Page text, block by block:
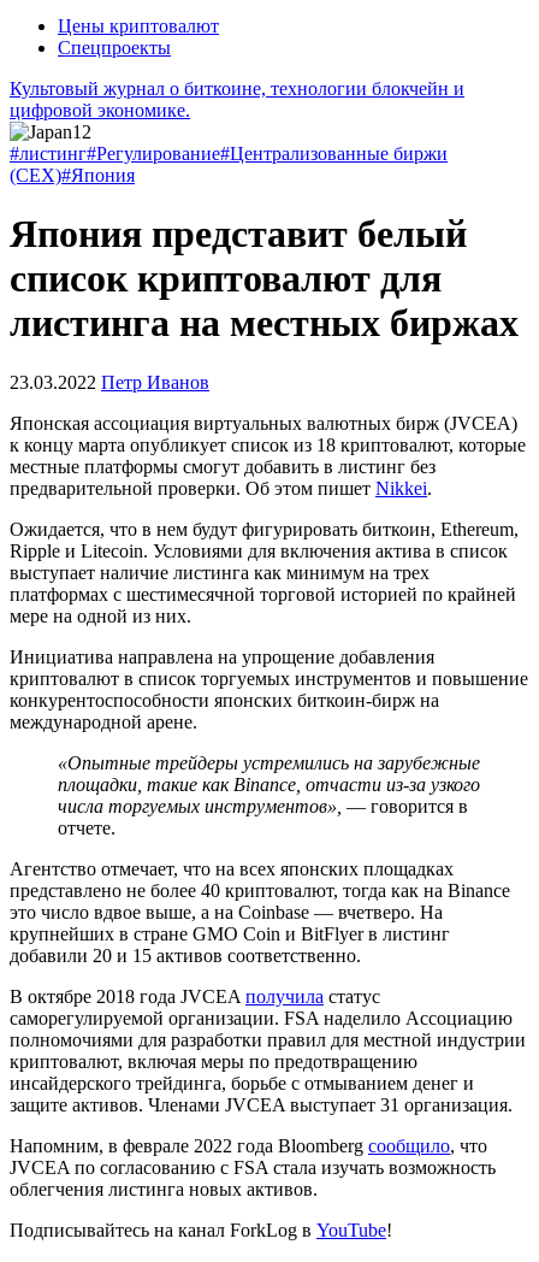
Цены криптовалют
Спецпроекты
Культовый журнал о биткоине, технологии блокчейн и
цифровой экономике.
#листинг#Регулирование#Централизованные биржи
(CEX)#Япония
Япония представит белый
список криптовалют для
листинга на местных биржах
23.03.2022 Петр Иванов
Японская ассоциация виртуальных валютных бирж (JVCEA)
к концу марта опубликует список из 18 криптовалют, которые
местные платформы смогут добавить в листинг без
предварительной проверки. Об этом пишет Nikkei.
Ожидается, что в нем будут фигурировать биткоин, Ethereum,
Ripple и Litecoin. Условиями для включения актива в список
выступает наличие листинга как минимум на трех
платформах с шестимесячной торговой историей по крайней
мере на одной из них.
Инициатива направлена на упрощение добавления
криптовалют в список торгуемых инструментов и повышение
конкурентоспособности японских биткоин-бирж на
международной арене.
«Опытные трейдеры устремились на зарубежные
площадки, такие как Binance, отчасти из-за узкого
числа торгуемых инструментов», — говорится в
отчете.
Агентство отмечает, что на всех японских площадках
представлено не более 40 криптовалют, тогда как на Binance
это число вдвое выше, а на Coinbase — вчетверо. На
крупнейших в стране GMO Coin и BitFlyer в листинг
добавили 20 и 15 активов соответственно.
В октябре 2018 года JVCEA получила статус
саморегулируемой организации. FSA наделило Ассоциацию
полномочиями для разработки правил для местной индустрии
криптовалют, включая меры по предотвращению
инсайдерского трейдинга, борьбе с отмыванием денег и
защите активов. Членами JVCEA выступает 31 организация.
Напомним, в феврале 2022 года Bloomberg сообщило, что
JVCEA по согласованию с FSA стала изучать возможность
облегчения листинга новых активов.
Подписывайтесь на канал ForkLog в YouTube!